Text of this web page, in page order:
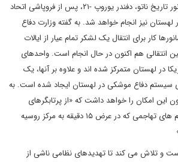
هماهنگی با بزرگ ترین مانور تاریخ ناتو، دفندر یوروپ -۲۱، پس از فروپاشی اتحاد
نیز انجام خواهد شد. به گفته وزارت دفاع
کار برای انتقال یک لشکر تمام عیار از ایالات
انتقالی هم اکنون در حال انجام است. واحدهای
در لهستان متمرکز شده اند و علاوه بر آنها، یک
سیستم دفاع موشکی در لهستان ایجاد شده است. به
این امکان را خواهد داشت که «از پرتابگرهای
مستقر در آنجا برای سیستم های تهاجمی که در عرض ۱۵ دقیقه به مرکز روسیه
و تلاش می کند تا تهدیدهای نظامی ناشی از